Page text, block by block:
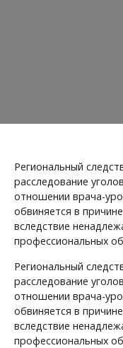
Региональный
расследование
отношении врача-
обвиняется в
вследствие
профессиональных
Региональный
расследование
отношении врача-
обвиняется в
вследствие
профессиональных